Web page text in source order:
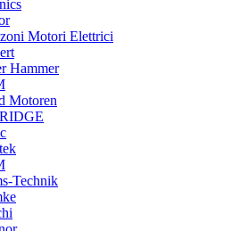
Motori Elettrici
Hammer
Motoren
Technik